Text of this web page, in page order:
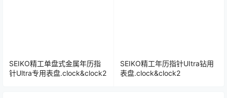
SEIKO精工单盘式金属年历指
针Ultra专用表盘.clock&clock2
SEIKO精工年历指针UItra钻用
表盘.clock&clock2